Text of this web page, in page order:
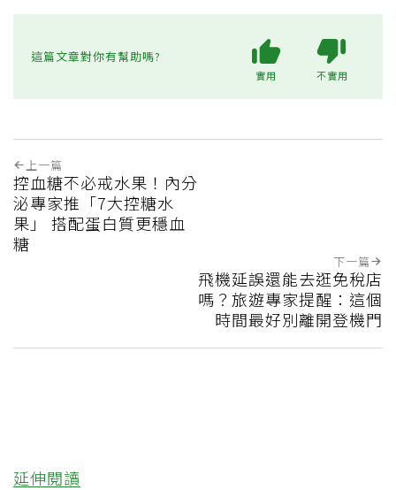
這篇文章對你有幫助嗎?
實用 不實用
上一篇
控血糖不必戒水果！內分
泌專家推「7大控糖水
果」 搭配蛋白質更穩血
糖
下一篇
飛機延誤還能去逛免稅店
嗎？旅遊專家提醒：這個
時間最好別離開登機門
延伸閱讀